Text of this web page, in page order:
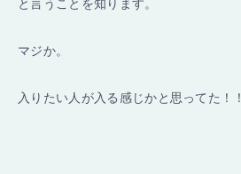
と言うことを知ります。
マジか。
入りたい人が入る感じかと思ってた！！